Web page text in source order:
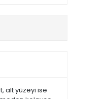
alt yüzeyi ise